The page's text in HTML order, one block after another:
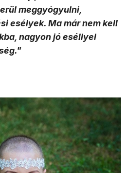
meggyógyulni,
esélyek. Ma már nem kell
nagyon jó eséllyel